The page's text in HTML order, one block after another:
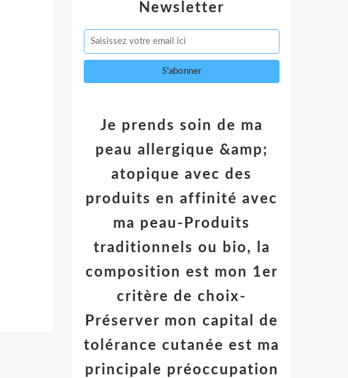
Newsletter
Je prends soin de ma
peau allergique &amp;
atopique avec des
produits en affinité avec
ma peau-Produits
traditionnels ou bio, la
composition est mon 1er
critère de choix-
Préserver mon capital de
tolérance cutanée est ma
principale préoccupation